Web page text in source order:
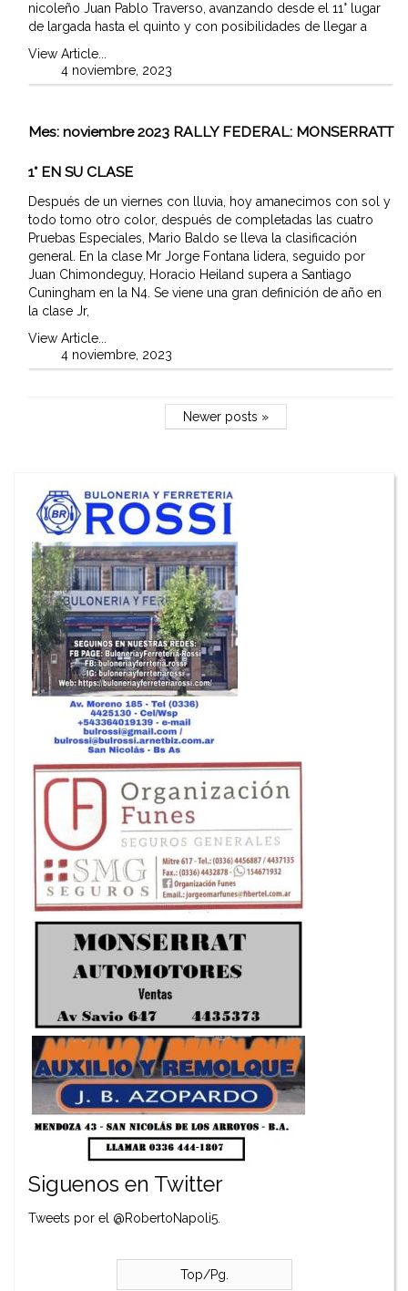
nicoleño Juan Pablo Traverso, avanzando desde el 11° lugar
de largada hasta el quinto y con posibilidades de llegar a
View Article...
4 noviembre, 2023
Mes: noviembre 2023 RALLY FEDERAL: MONSERRATT
1° EN SU CLASE
Después de un viernes con lluvia, hoy amanecimos con sol y
todo tomo otro color, después de completadas las cuatro
Pruebas Especiales, Mario Baldo se lleva la clasificación
general. En la clase Mr Jorge Fontana lidera, seguido por
Juan Chimondeguy, Horacio Heiland supera a Santiago
Cuningham en la N4. Se viene una gran definición de año en
la clase Jr,
View Article...
4 noviembre, 2023
Newer posts »
Siguenos en Twitter
Tweets por el @RobertoNapoli5.
Top/Pg.